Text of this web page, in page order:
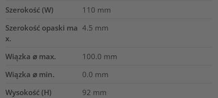
Szerokość (W)
110 mm
Szerokość opaski ma
x.
4.5 mm
Wiązka ⌀ max. 100.0 mm
Wiązka ⌀ min.
0.0 mm
Wysokość (H)
92 mm